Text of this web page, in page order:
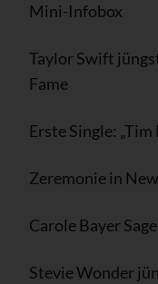
Mini-Infobox
Taylor Swift
Fame
Erste Single:
Zeremonie in
Carole Bayer
Stevie Wonder